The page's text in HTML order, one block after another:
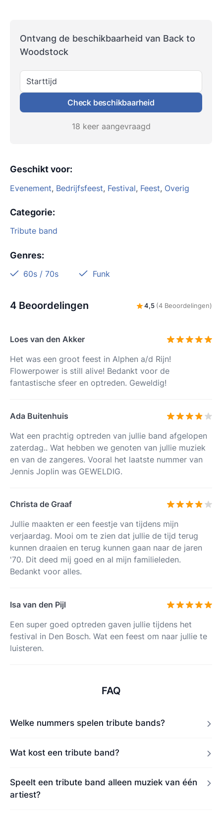
Ontvang de beschikbaarheid van Back to
Woodstock
Starttijd
Check beschikbaarheid
18 keer aangevraagd
Geschikt voor:
Evenement, Bedrijfsfeest, Festival, Feest, Overig
Categorie:
Tribute band
Genres:
60s / 70s Funk
4 Beoordelingen 4,5 (4 Beoordelingen)
Loes van den Akker
Het was een groot feest in Alphen a/d Rijn!
Flowerpower is still alive! Bedankt voor de
fantastische sfeer en optreden. Geweldig!
Ada Buitenhuis
Wat een prachtig optreden van jullie band afgelopen
zaterdag.. Wat hebben we genoten van jullie muziek
en van de zangeres. Vooral het laatste nummer van
Jennis Joplin was GEWELDIG.
Christa de Graaf
Jullie maakten er een feestje van tijdens mijn
verjaardag. Mooi om te zien dat jullie de tijd terug
kunnen draaien en terug kunnen gaan naar de jaren
'70. Dit deed mij goed en al mijn familieleden.
Bedankt voor alles.
Isa van den Pijl
Een super goed optreden gaven jullie tijdens het
festival in Den Bosch. Wat een feest om naar jullie te
luisteren.
FAQ
Welke nummers spelen tribute bands?
Wat kost een tribute band?
Speelt een tribute band alleen muziek van één
artiest?